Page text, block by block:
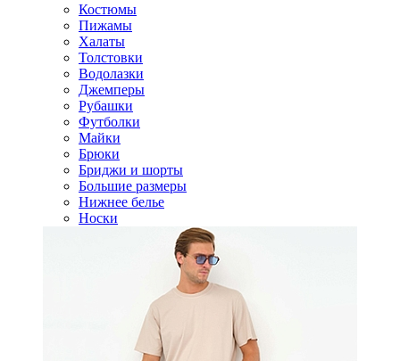
Костюмы
Пижамы
Халаты
Толстовки
Водолазки
Джемперы
Рубашки
Футболки
Майки
Брюки
Бриджи и шорты
Большие размеры
Нижнее белье
Носки